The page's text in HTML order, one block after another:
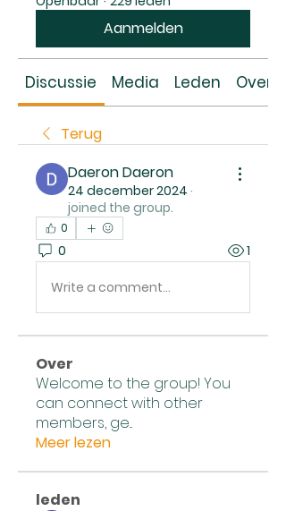
Aanmelden
Discussie Media Leden Over
Terug
Daeron Daeron
24 december 2024 ·
joined the group.
0
0 1
Write a comment...
Over
Welcome to the group! You
can connect with other
members, ge...
Meer lezen
leden